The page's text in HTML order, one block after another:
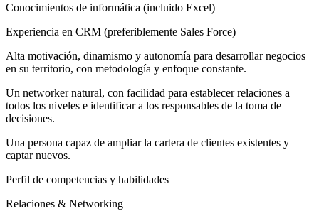
Conocimientos de informática (incluido Excel)
Experiencia en CRM (preferiblemente Sales Force)
Alta motivación, dinamismo y autonomía para desarrollar negocios
en su territorio, con metodología y enfoque constante.
Un networker natural, con facilidad para establecer relaciones a
todos los niveles e identificar a los responsables de la toma de
decisiones.
Una persona capaz de ampliar la cartera de clientes existentes y
captar nuevos.
Perfil de competencias y habilidades
Relaciones & Networking